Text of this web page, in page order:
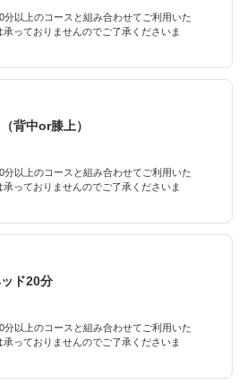
以上のコースと組み合わせてご利用いた
っておりませんのでご了承くださいま
背中or膝上）
以上のコースと組み合わせてご利用いた
っておりませんのでご了承くださいま
ド20分
以上のコースと組み合わせてご利用いた
っておりませんのでご了承くださいま